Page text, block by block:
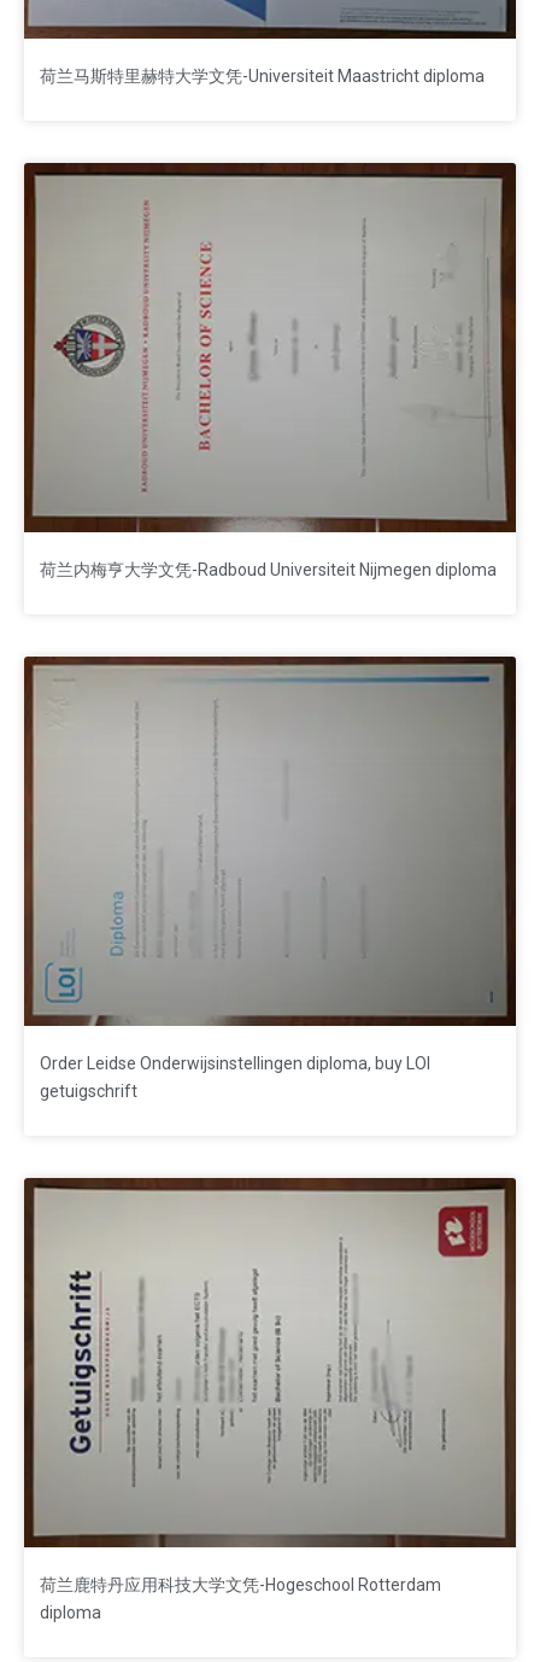
荷兰马斯特里赫特大学文凭-Universiteit Maastricht diploma
荷兰内梅亨大学文凭-Radboud Universiteit Nijmegen diploma
Order Leidse Onderwijsinstellingen diploma, buy LOI
getuigschrift
荷兰鹿特丹应用科技大学文凭-Hogeschool Rotterdam
diploma